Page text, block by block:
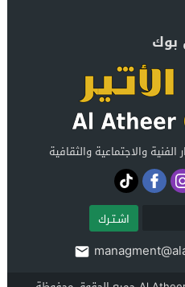
بوك
والاجتماعية والثقافية
اشـتـرك